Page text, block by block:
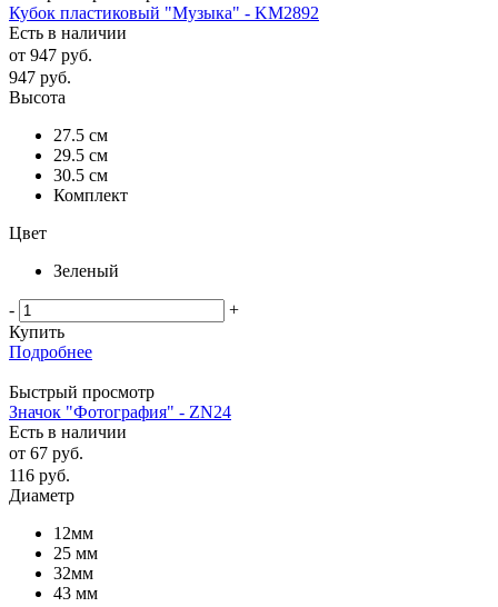
Кубок пластиковый "Музыка" - KM2892
Есть в наличии
от 947 руб.
947 руб.
Высота
27.5 см
29.5 см
30.5 см
Комплект
Цвет
Зеленый
-
+
Купить
Подробнее
Быстрый просмотр
Значок "Фотография" - ZN24
Есть в наличии
от 67 руб.
116 руб.
Диаметр
12мм
25 мм
32мм
43 мм